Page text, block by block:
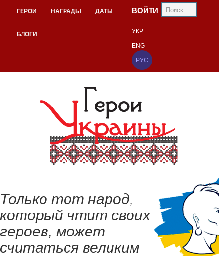
ГЕРОИ НАГРАДЫ ДАТЫ
БЛОГИ
ВОЙТИ
УКР
ENG
РУС
Только тот народ,
который чтит своих
героев, может
считаться великим